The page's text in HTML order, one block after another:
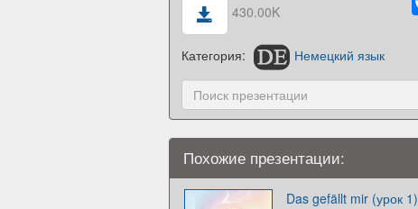
430.00K
Категория: Немецкий язык
Похожие презентации:
Das gefällt mir (урок 1)